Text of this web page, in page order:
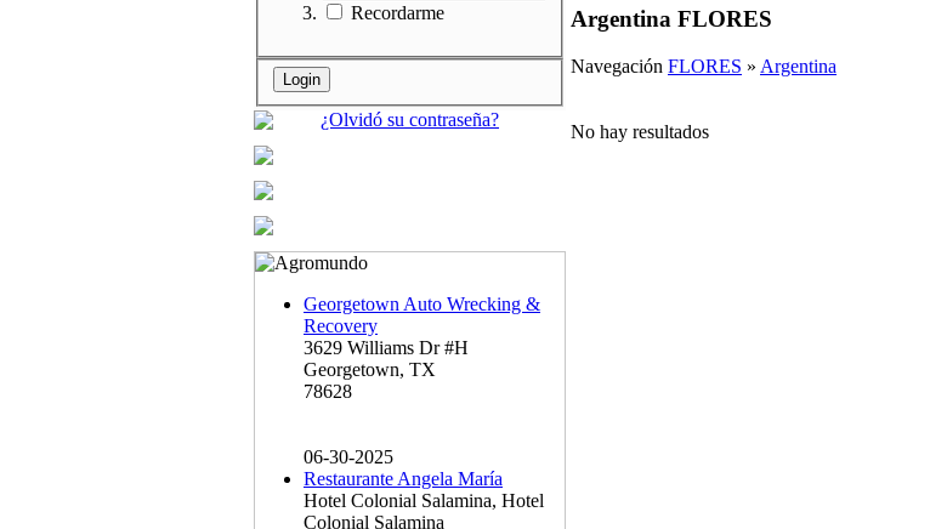
Recordarme
¿Olvidó su contraseña?
Georgetown Auto Wrecking &
Recovery
3629 Williams Dr #H
Georgetown, TX
78628
06-30-2025
Restaurante Angela María
Hotel Colonial Salamina, Hotel
Colonial Salamina
Argentina FLORES
Navegación FLORES » Argentina
No hay resultados